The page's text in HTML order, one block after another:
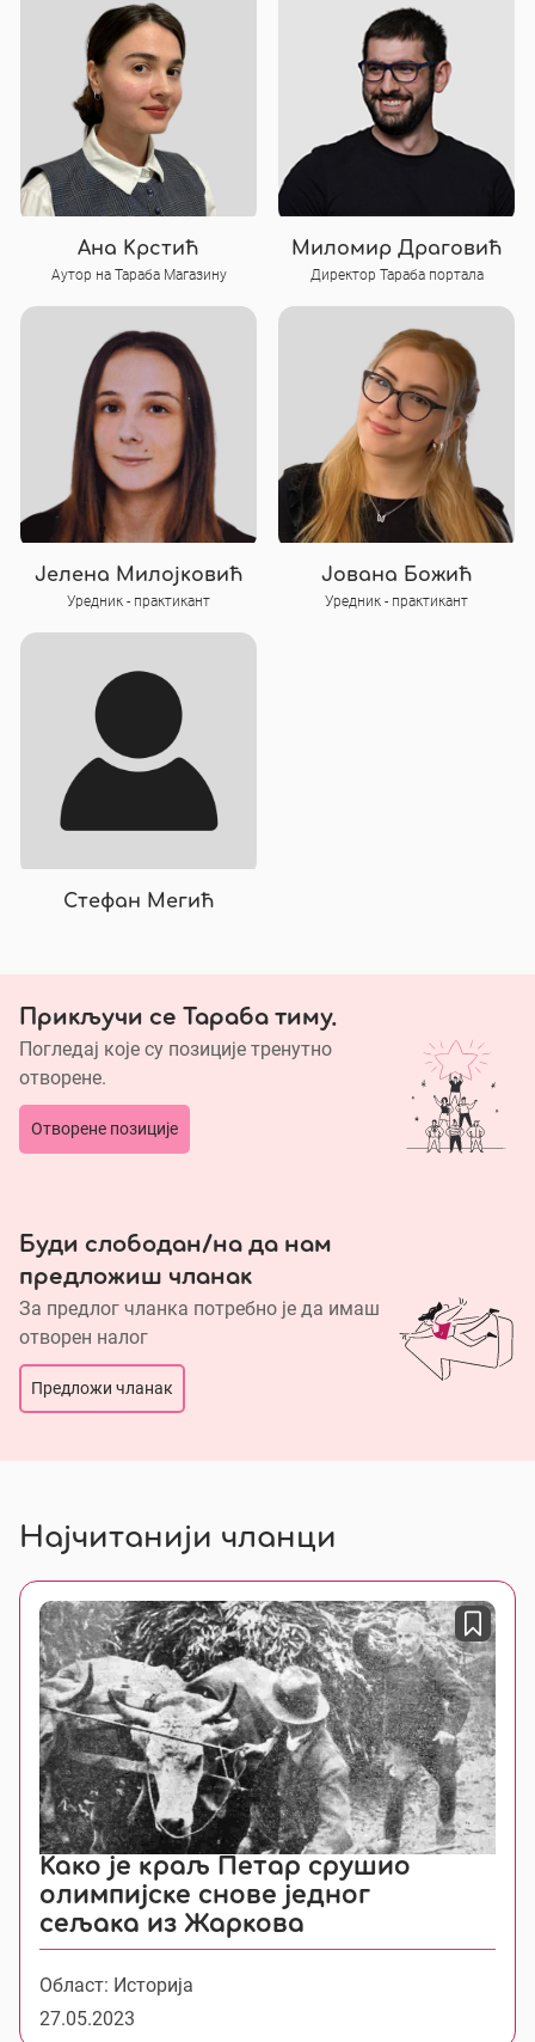
Ана Крстић
Аутор на Тараба Магазину
Миломир Драговић
Директор Тараба портала
Јелена Милојковић
Уредник - практикант
Јована Божић
Уредник - практикант
Стефан Мегић
Прикључи се Тараба тиму.
Погледај које су позиције тренутно
отворене.
Отворене позиције
Буди слободан/на да нам
предложиш чланак
За предлог чланка потребно је да имаш
отворен налог
Предложи чланак
Најчитанији чланци
Како је краљ Петар срушио
олимпијске снове једног
сељака из Жаркова
Област: Историја
27.05.2023